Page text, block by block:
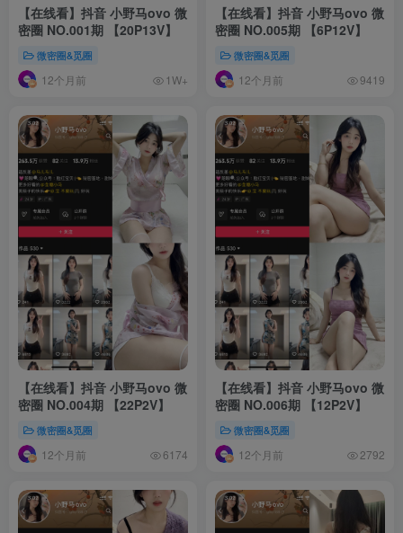
【在线看】抖音 小野马ovo 微
密圈 NO.001期 【20P13V】
微密圈&觅圈
12个月前 1W+
【在线看】抖音 小野马ovo 微
密圈 NO.005期 【6P12V】
微密圈&觅圈
12个月前 9419
【在线看】抖音 小野马ovo 微
密圈 NO.004期 【22P2V】
微密圈&觅圈
12个月前 6174
【在线看】抖音 小野马ovo 微
密圈 NO.006期 【12P2V】
微密圈&觅圈
12个月前 2792